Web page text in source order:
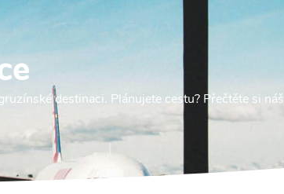
destinaci. Plánujete cestu? Přečtěte si náš